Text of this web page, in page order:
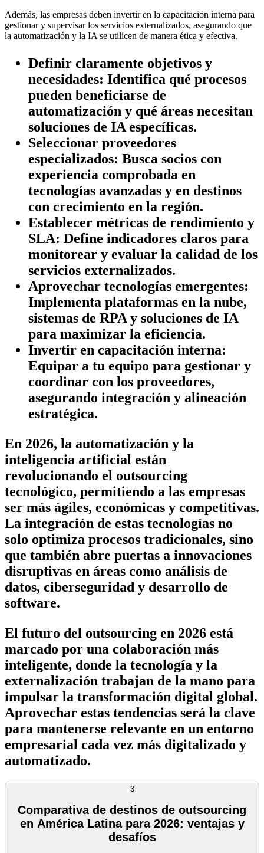
Además, las empresas deben invertir en la capacitación interna para
gestionar y supervisar los servicios externalizados, asegurando que
la automatización y la IA se utilicen de manera ética y efectiva.
Definir claramente objetivos y
necesidades: Identifica qué procesos
pueden beneficiarse de
automatización y qué áreas necesitan
soluciones de IA específicas.
Seleccionar proveedores
especializados: Busca socios con
experiencia comprobada en
tecnologías avanzadas y en destinos
con crecimiento en la región.
Establecer métricas de rendimiento y
SLA: Define indicadores claros para
monitorear y evaluar la calidad de los
servicios externalizados.
Aprovechar tecnologías emergentes:
Implementa plataformas en la nube,
sistemas de RPA y soluciones de IA
para maximizar la eficiencia.
Invertir en capacitación interna:
Equipar a tu equipo para gestionar y
coordinar con los proveedores,
asegurando integración y alineación
estratégica.
En 2026, la automatización y la
inteligencia artificial están
revolucionando el outsourcing
tecnológico, permitiendo a las empresas
ser más ágiles, económicas y competitivas.
La integración de estas tecnologías no
solo optimiza procesos tradicionales, sino
que también abre puertas a innovaciones
disruptivas en áreas como análisis de
datos, ciberseguridad y desarrollo de
software.
El futuro del outsourcing en 2026 está
marcado por una colaboración más
inteligente, donde la tecnología y la
externalización trabajan de la mano para
impulsar la transformación digital global.
Aprovechar estas tendencias será la clave
para mantenerse relevante en un entorno
empresarial cada vez más digitalizado y
automatizado.
3
Comparativa de destinos de outsourcing
en América Latina para 2026: ventajas y
desafíos